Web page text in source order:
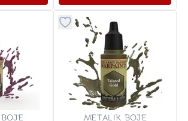
stvari u kategoriju omiljeno
Dugme za dodavanje stvari
METALIK BOJE